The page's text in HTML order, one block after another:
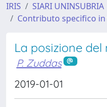
IRIS
SIARI UNINSUBRIA
Contributo specifico
La posizione del
P. Zuddas
2019-01-01